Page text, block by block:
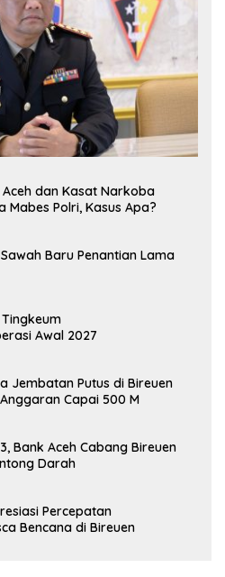
dan Kasat Narkoba
Mabes Polri, Kasus Apa?
Sawah Baru Penantian Lama
Awal 2027
Jembatan Putus di Bireuen
Capai 500 M
Bank Aceh Cabang Bireuen
Darah
Percepatan
Bencana di Bireuen